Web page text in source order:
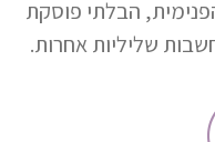
הבלתי פוסקת
שליליות אחרות.